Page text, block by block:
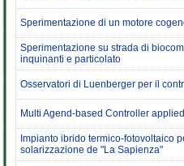
Sperimentazione di un motore
Sperimentazione su strada di
inquinanti e particolato
Osservatori di Luenberger per il
Multi Agend-based Controller
Impianto ibrido termico-fotovoltaico
solarizzazione de "La Sapienza"